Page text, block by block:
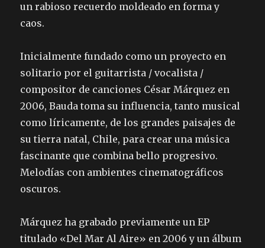
un rabioso recuerdo moldeado en forma y
caos.
Inicialmente fundado como un proyecto en
solitario por el guitarrista / vocalista /
compositor de canciones César Márquez en
2006, Bauda toma su influencia, tanto musical
como líricamente, de los grandes paisajes de
su tierra natal, Chile, para crear una música
fascinante que combina bello progresivo.
Melodías con ambientes cinematográficos
oscuros.
Márquez ha grabado previamente un EP
titulado «Del Mar Al Aire» en 2006 y un álbum